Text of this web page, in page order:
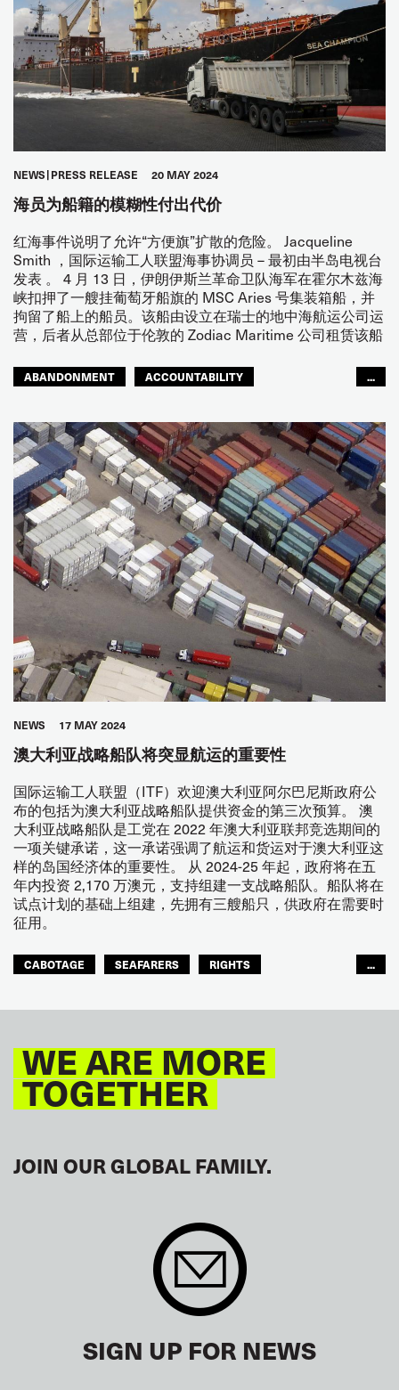
NEWS PRESS RELEASE 20 MAY 2024
海员为船籍的模糊性付出代价
红海事件说明了允许“方便旗”扩散的危险。 Jacqueline
Smith ，国际运输工人联盟海事协调员 – 最初由半岛电视台
发表 。 4 月 13 日，伊朗伊斯兰革命卫队海军在霍尔木兹海
峡扣押了一艘挂葡萄牙船旗的 MSC Aries 号集装箱船，并
拘留了船上的船员。该船由设立在瑞士的地中海航运公司运
营，后者从总部位于伦敦的 Zodiac Maritime 公司租赁该船
ABANDONMENT
ACCOUNTABILITY
JOINT DOCK AND SEA
SEAFARERS GLOBAL
...
NEWS 17 MAY 2024
澳大利亚战略船队将突显航运的重要性
国际运输工人联盟（ITF）欢迎澳大利亚阿尔巴尼斯政府公
布的包括为澳大利亚战略船队提供资金的第三次预算。 澳
大利亚战略船队是工党在 2022 年澳大利亚联邦竞选期间的
一项关键承诺，这一承诺强调了航运和货运对于澳大利亚这
样的岛国经济体的重要性。 从 2024-25 年起，政府将在五
年内投资 2,170 万澳元，支持组建一支战略船队。船队将在
试点计划的基础上组建，先拥有三艘船只，供政府在需要时
征用。
CABOTAGE SEAFARERS
RIGHTS
...
WE ARE MORE
TOGETHER
JOIN OUR GLOBAL FAMILY.
SIGN UP FOR NEWS